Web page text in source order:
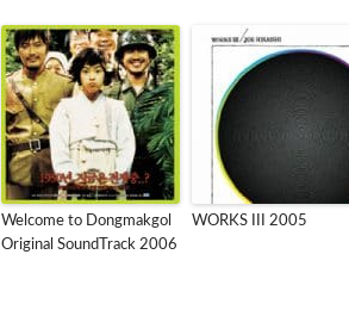
Welcome to Dongmakgol
Original SoundTrack 2006
WORKS III 2005